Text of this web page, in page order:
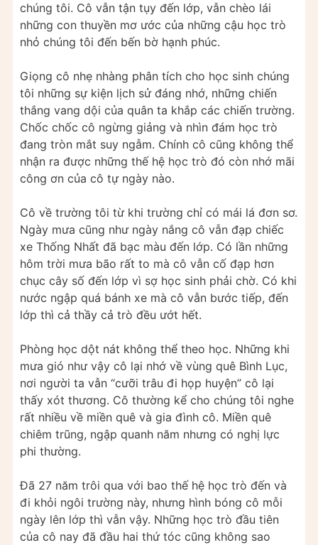
chúng tôi. Cô vẫn tận tụy đến lớp, vẫn chèo lái
những con thuyền mơ ước của những cậu học trò
nhỏ chúng tôi đến bến bờ hạnh phúc.
Giọng cô nhẹ nhàng phân tích cho học sinh chúng
tôi những sự kiện lịch sử đáng nhớ, những chiến
thắng vang dội của quân ta khắp các chiến trường.
Chốc chốc cô ngừng giảng và nhìn đám học trò
đang tròn mắt suy ngẫm. Chính cô cũng không thể
nhận ra được những thế hệ học trò đó còn nhớ mãi
công ơn của cô tự ngày nào.
Cô về trường tôi từ khi trường chỉ có mái lá đơn sơ.
Ngày mưa cũng như ngày nắng cô vẫn đạp chiếc
xe Thống Nhất đã bạc màu đến lớp. Có lần những
hôm trời mưa bão rất to mà cô vẫn cố đạp hơn
chục cây số đến lớp vì sợ học sinh phải chờ. Có khi
nước ngập quá bánh xe mà cô vẫn bước tiếp, đến
lớp thì cả thầy cả trò đều ướt hết.
Phòng học dột nát không thể theo học. Những khi
mưa gió như vậy cô lại nhớ về vùng quê Bình Lục,
nơi người ta vẫn “cưỡi trâu đi họp huyện” cô lại
thấy xót thương. Cô thường kể cho chúng tôi nghe
rất nhiều về miền quê và gia đình cô. Miền quê
chiêm trũng, ngập quanh năm nhưng có nghị lực
phi thường.
Đã 27 năm trôi qua với bao thế hệ học trò đến và
đi khỏi ngôi trường này, nhưng hình bóng cô mỗi
ngày lên lớp thì vẫn vậy. Những học trò đầu tiên
của cô nay đã đầu hai thứ tóc cũng không sao